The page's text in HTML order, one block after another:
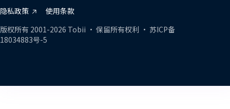
隐私政策
使用条款
版权所有 2001-2026 Tobii • 保留所有权利 • 苏ICP备
18034883号-5